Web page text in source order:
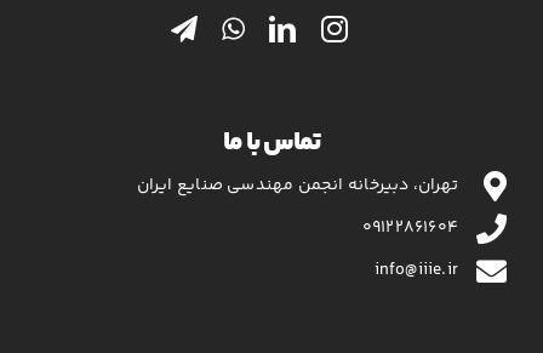
تماس با ما
تهران، دبیرخانه انجمن مهندسی صنایع ایران
۰۹۱۲۲۸۶۱۶۰۴
info@iiie.ir